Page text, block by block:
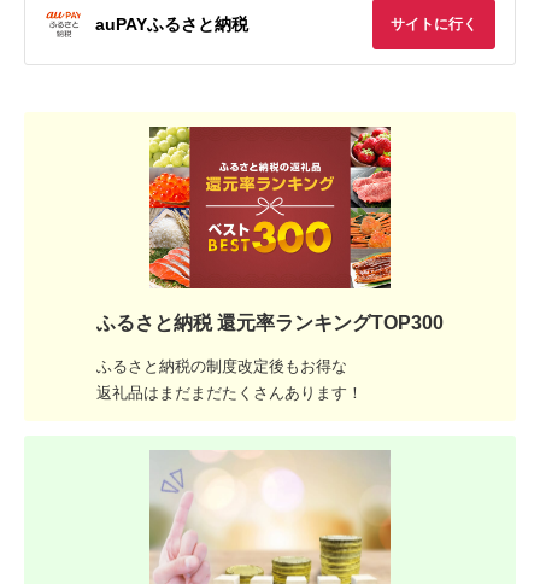
auPAYふるさと納税 サイトに行く
ふるさと納税 還元率ランキングTOP300
ふるさと納税の制度改定後もお得な
返礼品はまだまだたくさんあります！